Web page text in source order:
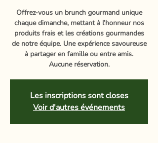
Offrez-vous un brunch gourmand unique
chaque dimanche, mettant à l’honneur nos
produits frais et les créations gourmandes
de notre équipe. Une expérience savoureuse
à partager en famille ou entre amis.
Aucune réservation.
Les inscriptions sont closes
Voir d'autres événements